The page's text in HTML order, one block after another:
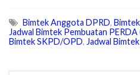
L
i
e
d
t
e
s
A
b
o
e
Bimtek Anggota DPRD,
Jadwal Bimtek Pembuatan
Bimtek SKPD/OPD, Jadwal